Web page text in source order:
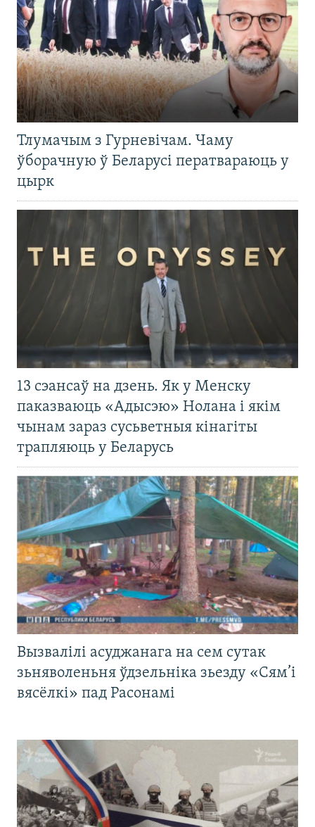
Тлумачым з Гурневічам. Чаму
ўборачную ў Беларусі ператвараюць у
цырк
13 сэансаў на дзень. Як у Менску
паказваюць «Адысэю» Нолана і якім
чынам зараз сусьветныя кінагіты
трапляюць у Беларусь
Вызвалілі асуджанага на сем сутак
зьняволеньня ўдзельніка зьезду «Сям’і
вясёлкі» пад Расонамі